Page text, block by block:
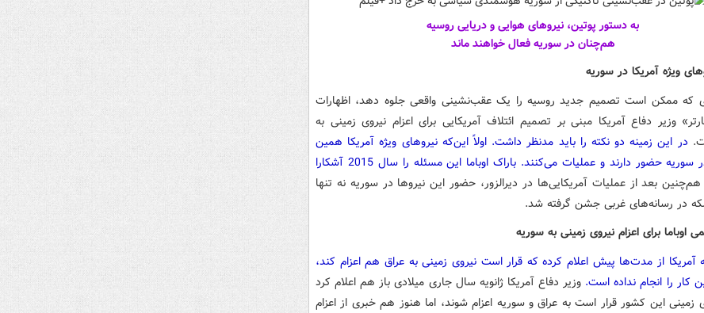
به دستور پوتین، نیروهای هوایی و دریایی روسیه
هم‌چنان در سوریه فعال خواهند ماند
ویژه آمریکا در سوریه
که ممکن است تصمیم جدید روسیه را یک عقب‌نشینی واقعی جلوه دهد، اظهارات
وزیر دفاع آمریکا مبنی بر تصمیم ائتلاف آمریکایی برای اعزام نیروی زمینی به
در این زمینه دو نکته را باید مدنظر داشت. اولاً این‌که نیروهای ویژه آمریکا همین
الآن هم در سوریه حضور دارند و عملیات می‌کنند. باراک اوباما این مسئله را سال 2015 آشکارا
هم‌چنین بعد از عملیات آمریکایی‌ها در دیرالزور، حضور این نیروها در سوریه نه تنها
در رسانه‌های غربی جشن گرفته شد.
اوباما برای اعزام نیروی زمینی به سوریه
آمریکا از مدت‌ها پیش اعلام کرده که قرار است نیروی زمینی به عراق هم اعزام کند،
کار را انجام نداده است. وزیر دفاع آمریکا ژانویه سال جاری میلادی باز هم اعلام کرد
زمینی این کشور قرار است به عراق و سوریه اعزام شوند، اما هنوز هم خبری از اعزام